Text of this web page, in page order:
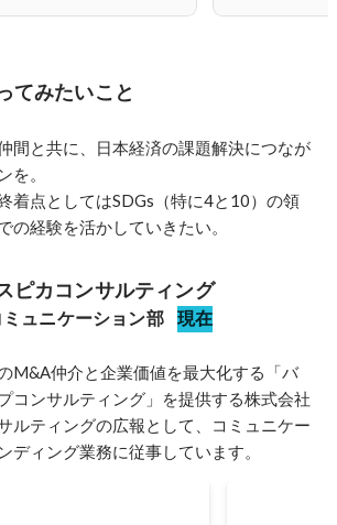
てみたいこと
間と共に、日本経済の課題解決につなが
を。
着点としてはSDGs（特に4と10）の領
の経験を活かしていきたい。
ピカコンサルティング
ュニケーション部 現在
M&A仲介と企業価値を最大化する「バ
コンサルティング」を提供する株式会社
ルティングの広報として、コミュニケー
ディング業務に従事しています。